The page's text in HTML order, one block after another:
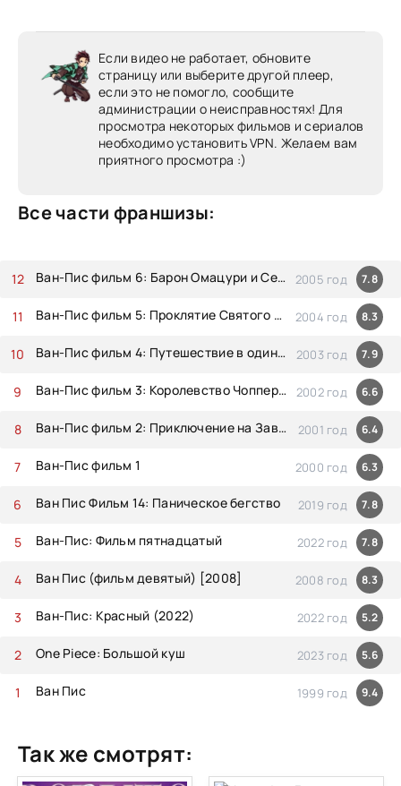
Если видео не работает, обновите
страницу или выберите другой плеер,
если это не помогло, сообщите
администрации о неисправностях! Для
просмотра некоторых фильмов и сериалов
необходимо установить VPN. Желаем вам
приятного просмотра :)
Все части франшизы:
Ван Пис 1999 год 9.4
One Piece: Большой куш 2023 год 5.6
Ван-Пис: Красный (2022) 2022 год 5.2
Ван Пис (фильм девятый) [2008] 2008 год 8.3
Ван-Пис: Фильм пятнадцатый 2022 год 7.8
Ван Пис Фильм 14: Паническое бегство 2019 год 7.8
Ван-Пис фильм 1 2000 год 6.3
Ван-Пис фильм 2: Приключение на Заводном Острове 2001 год 6.4
Ван-Пис фильм 3: Королевство Чоппера на Острове Необычных Животных 2002 год 6.6
Ван-Пис фильм 4: Путешествие в один конец 2003 год 7.9
Ван-Пис фильм 5: Проклятие Святого Меча 2004 год 8.3
Ван-Пис фильм 6: Барон Омацури и Секретный Остров 2005 год 7.8
Так же смотрят: